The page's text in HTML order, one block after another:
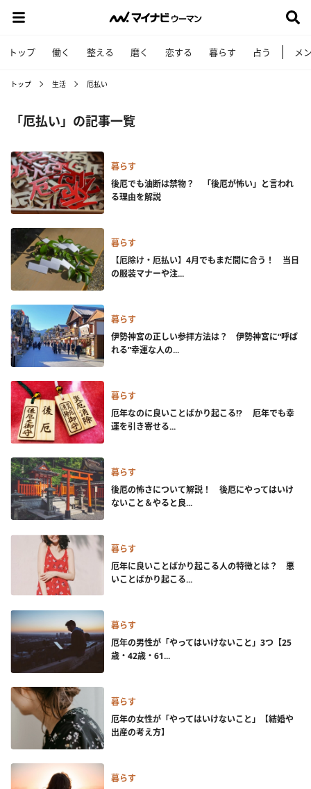
トップ 働く 整える 磨く 恋する 暮らす 占う メ
トップ 生活 厄払い
「厄払い」の記事一覧
暮らす
後厄でも油断は禁物？ 「後厄が怖い」と言われ
る理由を解説
暮らす
【厄除け・厄払い】4月でもまだ間に合う！ 当日
の服装マナーや注...
暮らす
伊勢神宮の正しい参拝方法は？ 伊勢神宮に“呼ば
れる”幸運な人の...
暮らす
厄年なのに良いことばかり起こる!? 厄年でも幸
運を引き寄せる...
暮らす
後厄の怖さについて解説！ 後厄にやってはいけ
ないこと＆やると良...
暮らす
厄年に良いことばかり起こる人の特徴とは？ 悪
いことばかり起こる...
暮らす
厄年の男性が「やってはいけないこと」3つ【25
歳・42歳・61...
暮らす
厄年の女性が「やってはいけないこと」【結婚や
出産の考え方】
暮らす